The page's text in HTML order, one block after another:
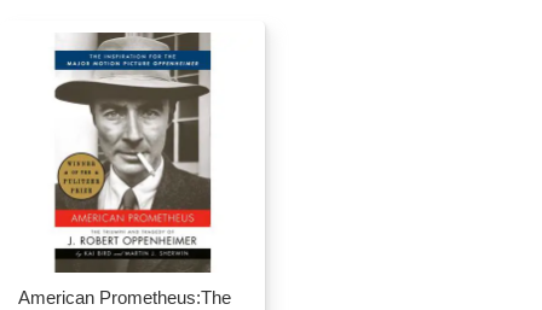
American Prometheus:The